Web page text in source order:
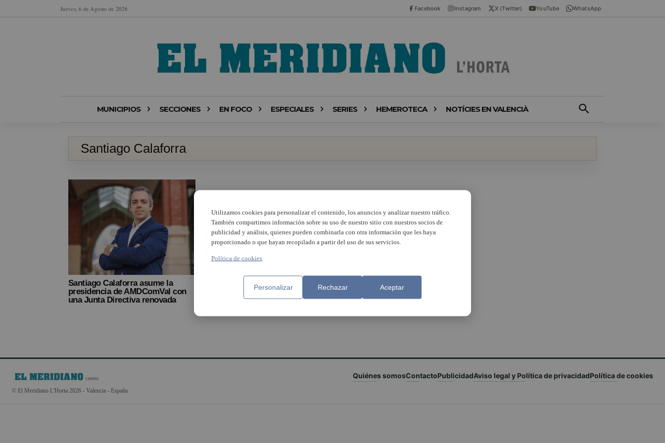
Jueves, 6 de Agosto de 2026 Facebook Instagram X (Twitter) YouTube WhatsApp
MUNICIPIOS SECCIONES EN FOCO ESPECIALES SERIES HEMEROTECA NOTÍCIES EN VALENCIÀ
Santiago Calaforra
Santiago Calaforra asume la
presidencia de AMDComVal con
una Junta Directiva renovada
© El Meridiano L'Horta 2026 - Valencia - España
Quiénes somosContactoPublicidadAviso legal y Política de privacidadPolítica de cookies
Utilizamos cookies para personalizar el contenido, los anuncios y analizar nuestro tráfico.
También compartimos información sobre su uso de nuestro sitio con nuestros socios de
publicidad y análisis, quienes pueden combinarla con otra información que les haya
proporcionado o que hayan recopilado a partir del uso de sus servicios.
Política de cookies
Personalizar Rechazar Aceptar